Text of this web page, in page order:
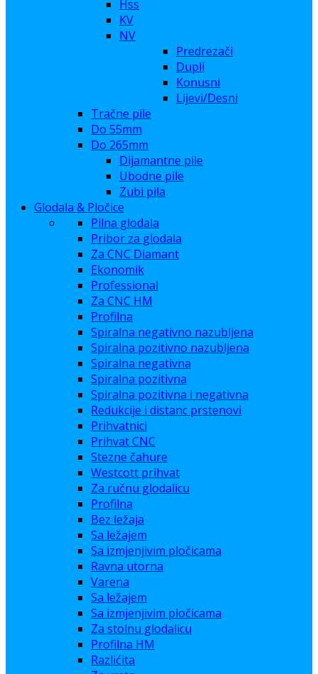
Hss
KV
NV
Predrezači
Dupli
Konusni
Lijevi/Desni
Tračne pile
Do 55mm
Do 265mm
Dijamantne pile
Ubodne pile
Zubi pila
Glodala & Pločice
Pilna glodala
Pribor za glodala
Za CNC Diamant
Ekonomik
Professional
Za CNC HM
Profilna
Spiralna negativno nazubljena
Spiralna pozitivno nazubljena
Spiralna negativna
Spiralna pozitivna
Spiralna pozitivna i negativna
Redukcije i distanc prstenovi
Prihvatnici
Prihvat CNC
Stezne čahure
Westcott prihvat
Za ručnu glodalicu
Profilna
Bez ležaja
Sa ležajem
Sa izmjenjivim pločicama
Ravna utorna
Varena
Sa ležajem
Sa izmjenjivim pločicama
Za stolnu glodalicu
Profilna HM
Razlićita